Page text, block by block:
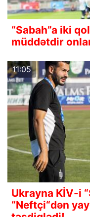
“Sabah”a iki
müddətdir
11:05
Ukrayna KİV-i
“Neftçi“dən